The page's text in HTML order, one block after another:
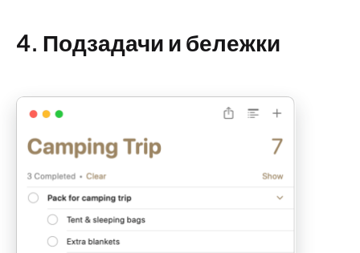
4. Подзадачи и бележки